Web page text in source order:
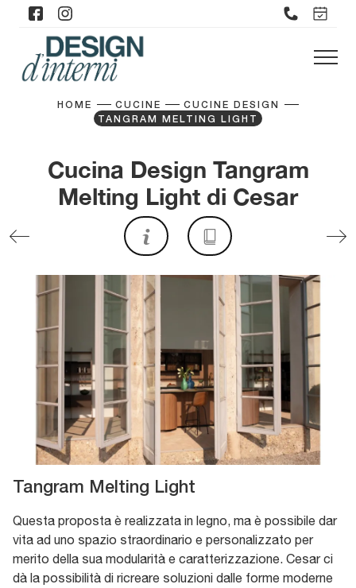
HOME CUCINE
CUCINE DESIGN
TANGRAM MELTING LIGHT
Cucina Design Tangram
Melting Light di Cesar
Tangram Melting Light
Questa proposta è realizzata in legno, ma è possibile dar
vita ad uno spazio straordinario e personalizzato per
merito della sua modularità e caratterizzazione. Cesar ci
dà la possibilità di ricreare soluzioni dalle forme moderne